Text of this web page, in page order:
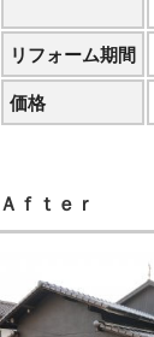
リフォーム期間
価格
Ａｆｔｅｒ